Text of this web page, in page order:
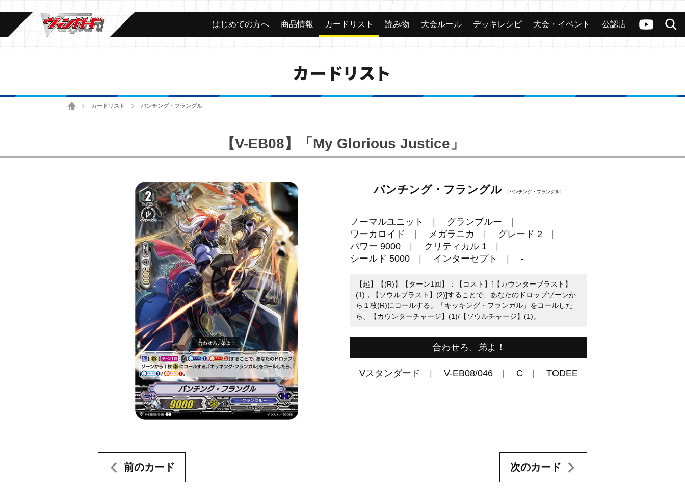
ヴァンガードch
検索
カード 大会 公認店舗 その他
はじめての方へ 商品情報 カードリスト 読み物 大会ルール デッキレシピ 大会・イベント 公認店
カードリスト
ホームカードリスト パンチング・フラングル
【V-EB08】「My Glorious Justice」
パンチング・フラングル （パンチング・フラングル）
ノーマルユニット
グランブルー
ワーカロイド
メガラニカ
グレード 2
パワー 9000
クリティカル 1
シールド 5000
インターセプト -
【起】【(R)】【ターン1回】：【コスト】[【カウンターブラスト】
(1)，【ソウルブラスト】(2)]することで、あなたのドロップゾーンか
ら１枚(R)にコールする。「キッキング・フランガル」をコールした
ら、【カウンターチャージ】(1)/【ソウルチャージ】(1)。
合わせろ、弟よ！
Vスタンダード V-EB08/046 C TODEE
前のカード 次のカード